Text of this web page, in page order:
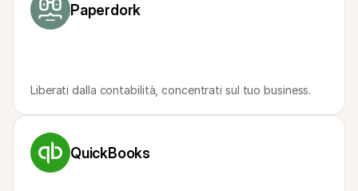
Paperdork
Liberati dalla contabilità, concentrati sul tuo business.
QuickBooks